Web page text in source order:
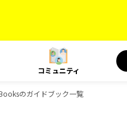
コミュニティ
のガイドブック一覧